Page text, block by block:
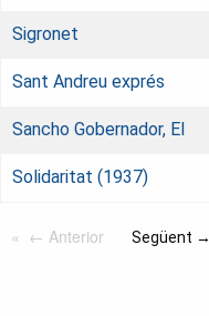
Sigronet
Sant Andreu exprés
Sancho Gobernador, El
Solidaritat (1937)
← Anterior Següent →